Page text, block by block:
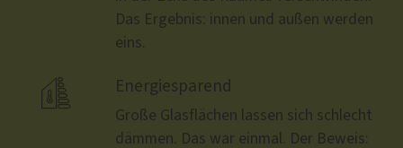
Das Ergebnis: innen und außen werden
eins.
 Energiesparend
Große Glasflächen lassen sich schlecht
dämmen. Das war einmal. Der Beweis: